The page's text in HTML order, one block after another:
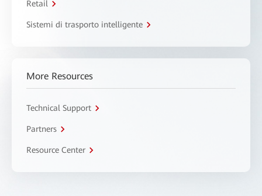
Retail
Sistemi di trasporto intelligente
More Resources
Technical Support
Partners
Resource Center